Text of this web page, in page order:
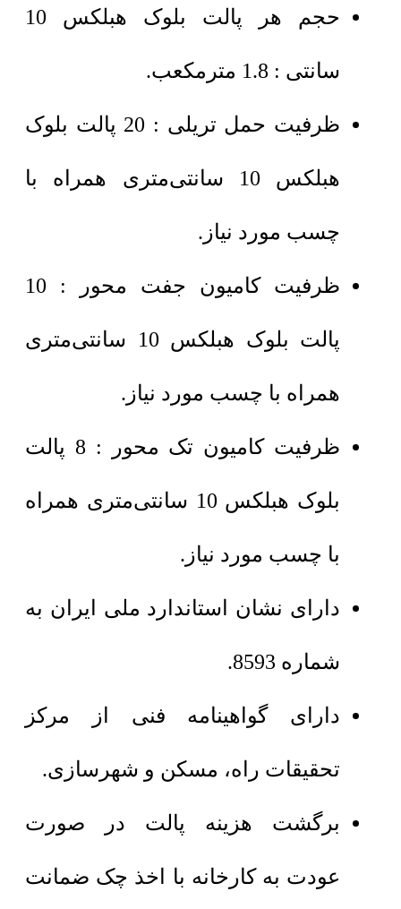
حجم هر پالت بلوک هبلکس 10
سانتی : 1.8 مترمکعب.
ظرفیت حمل تریلی : 20 پالت بلوک
هبلکس 10 سانتی‌متری همراه با
چسب مورد نیاز.
ظرفیت کامیون جفت محور : 10
پالت بلوک هبلکس 10 سانتی‌متری
همراه با چسب مورد نیاز.
ظرفیت کامیون تک محور : 8 پالت
بلوک هبلکس 10 سانتی‌متری همراه
با چسب مورد نیاز.
دارای نشان استاندارد ملی ایران به
شماره 8593.
دارای گواهینامه فنی از مرکز
تحقیقات راه، مسکن و شهرسازی.
برگشت هزینه پالت در صورت
عودت به کارخانه با اخذ چک ضمانت